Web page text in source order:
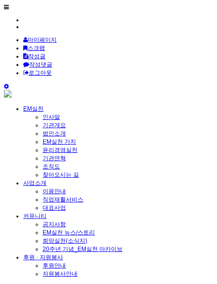
마이페이지
스크랩
작성글
작성댓글
로그아웃
EM실천
인사말
기관개요
법인소개
EM실천 가치
윤리경영실천
기관연혁
조직도
찾아오시는 길
사업소개
이용안내
직업재활서비스
대표사업
커뮤니티
공지사항
EM실천 뉴스/스토리
희망실천(소식지)
20주년 기념_EM실천 아카이브
후원 · 자원봉사
후원안내
자원봉사안내